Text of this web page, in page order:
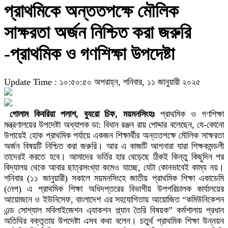
প্রাথমিকে অন্ততপক্ষে মৌলিক
সাক্ষরতা অর্জন নিশ্চিত করা জরুরি
-প্রাথমিক ও গণশিক্ষা উপদেষ্টা
Update Time : ১০:৫০:৫০ অপরাহ্ন, শনিবার, ১১ জানুয়ারী ২০২৫
গোলাম কিবরিয়া পলাশ, ব্যুরো চিফ, ময়মনসিংহঃ প্রাথমিক ও গণশিক্ষা
মন্ত্রণালয়ের উপদেষ্টা অধ্যাপক ডা: বিধান রঞ্জন রায় পোদ্দার বলেছেন, যে-কোনো
উপায়েই হোক প্রাথমিক পর্যায়ে একজন শিক্ষার্থীর অন্ততপক্ষে মৌলিক সাক্ষরতা
অর্জন বিষয়টি নিশ্চিত করা জরুরি। আর এ কাজটি আপনারা যারা শিক্ষকমন্ডলী
তাদেরই করতে হবে। আমাদের ভর্তির হার বেড়েছে ঠিকই কিন্তু কিছুদিন পর
বিদ্যালয় থেকে আবার ছাত্রসংখ্যা কমেও যাচ্ছে, যেটা কোনভাবেই কাম্য নয়।
শনিবার (১১ জানুয়ারী) সকালে ময়মনসিংহে জাতীয় প্রাথমিক শিক্ষা একাডেমি
(নেপ) এ প্রাথমিক শিক্ষা অধিদপ্তরের বিভাগীয় উপপরিচালক কার্যালয়ের
আয়োজনে ও ইউনিসেফ, বাংলাদেশ এর সহযোগিতায় আয়োজিত “কমিউনিকেশন
এন্ড সোশ্যাল মবিলাইজেশন এ্যাকশন প্ল্যান তৈরি বিষয়ক” কর্মশালায় প্রধান
অতিথির বক্তৃতায় উপদেষ্টা এসব কথা বলেন। চতুর্থ প্রাথমিক শিক্ষা উন্নয়ন